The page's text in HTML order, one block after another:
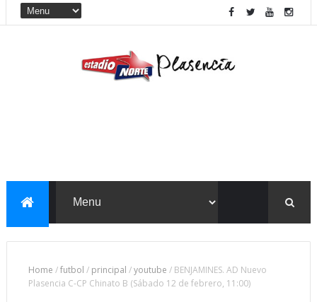
Home /futbol / principal /youtube / BENJAMINES. AD Nuevo
Plasencia C-CP Chinato B (Sábado 12 de febrero, 11:00)